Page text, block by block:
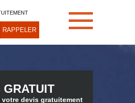
GRATUIT
votre devis gratuitement